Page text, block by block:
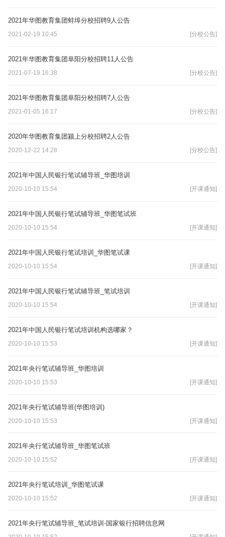
2021年华图教育集团蚌埠分校招聘9人公告
2021-02-19 10:45 [分校公告]
2021年华图教育集团阜阳分校招聘11人公告
2021-07-19 16:38 [分校公告]
2021年华图教育集团阜阳分校招聘7人公告
2021-01-05 16:17 [分校公告]
2020年华图教育集团颍上分校招聘2人公告
2020-12-22 14:28 [分校公告]
2021年中国人民银行笔试辅导班_华图培训
2020-10-10 15:54 [开课通知]
2021年中国人民银行笔试辅导班_华图笔试班
2020-10-10 15:54 [开课通知]
2021年中国人民银行笔试培训_华图笔试课
2020-10-10 15:54 [开课通知]
2021年中国人民银行笔试辅导班_笔试培训
2020-10-10 15:54 [开课通知]
2021年中国人民银行笔试培训机构选哪家？
2020-10-10 15:53 [开课通知]
2021年央行笔试辅导班_华图培训
2020-10-10 15:53 [开课通知]
2021年央行笔试辅导班(华图培训)
2020-10-10 15:53 [开课通知]
2021年央行笔试辅导班_华图笔试班
2020-10-10 15:52 [开课通知]
2021年央行笔试培训_华图笔试课
2020-10-10 15:52 [开课通知]
2021年央行笔试辅导班_笔试培训-国家银行招聘信息网